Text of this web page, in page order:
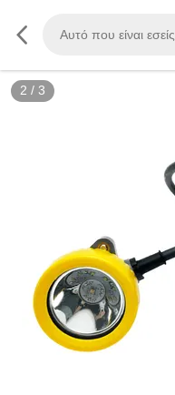
2 / 3